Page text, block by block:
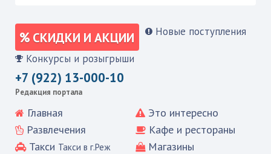
СКИДКИ И АКЦИИ Новые поступления
Конкурсы и розыгрыши
+7 (922) 13-000-10
Редакция портала
Главная
Это интересно
Развлечения
Кафе и рестораны
Такси Такси в г.Реж
Магазины